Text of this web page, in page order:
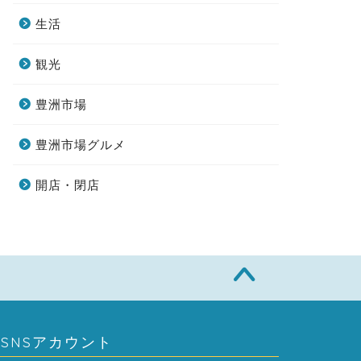
生活
観光
豊洲市場
豊洲市場グルメ
開店・閉店
SNSアカウント